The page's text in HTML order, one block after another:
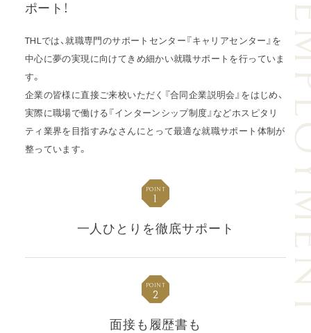
ポート！
THLでは、就職専門のサポートセンター『キャリアセンター』を
中心に夢の実現に向けてきめ細かい就職サポートを行っていま
す。
企業の皆様に直接ご来校いただく『合同企業説明会』をはじめ、
実際に職場で働ける『インターンシップ制度』などホスピタリ
ティ業界を目指すみなさんにとって最適な就職サポート体制が
整っています。
POINT
1
一人ひとりを徹底サポート
POINT
2
面接も履歴書も